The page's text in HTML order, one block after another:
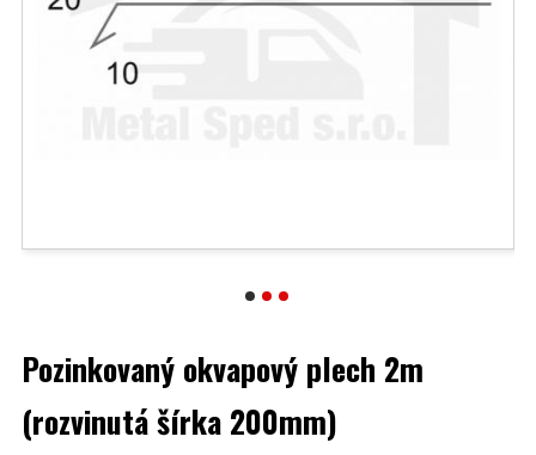
Pozinkovaný okvapový plech 2m
(rozvinutá šírka 200mm)